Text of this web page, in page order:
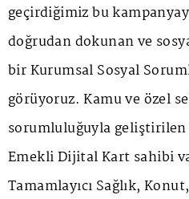
geçirdiğimiz bu
doğrudan dokunan ve
bir Kurumsal Sosyal
görüyoruz. Kamu ve özel
sorumluluğuyla
Emekli Dijital Kart sahibi
Tamamlayıcı Sağlık,